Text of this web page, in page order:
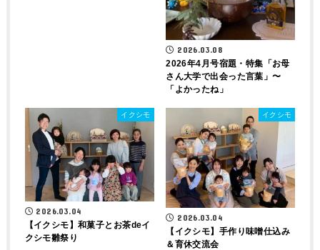
2026.03.08
2026年4月号宿題・特集「お母
さん大学で出会った言葉」〜
「よかったね」
イクシモ
2026.03.04
【イクシモ】和菓子とお茶deイ
クシモ雛祭り
イクシモ
2026.03.04
【イクシモ】手作り味噌仕込み
＆育休交流会